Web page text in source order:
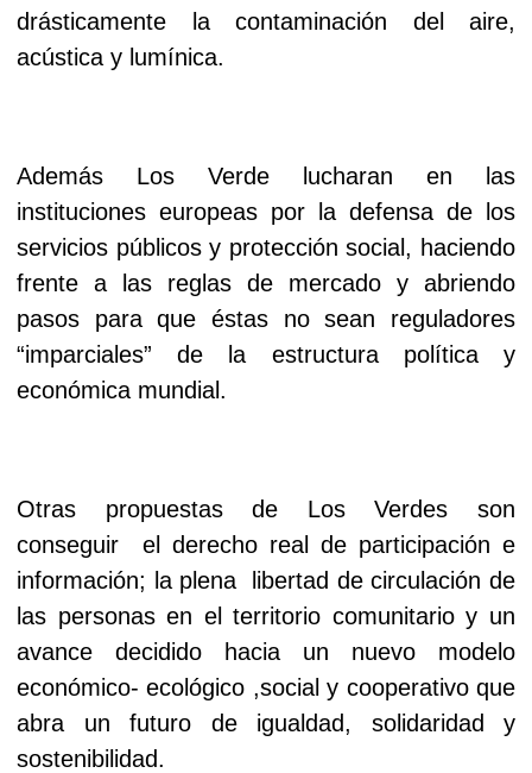
drásticamente la contaminación del aire,
acústica y lumínica.
Además Los Verde lucharan en las
instituciones europeas por la defensa de los
servicios públicos y protección social, haciendo
frente a las reglas de mercado y abriendo
pasos para que éstas no sean reguladores
“imparciales” de la estructura política y
económica mundial.
Otras propuestas de Los Verdes son
conseguir
el derecho real de participación e
información; la plena
libertad de circulación de
las personas en el territorio comunitario y un
avance decidido hacia un nuevo modelo
económico- ecológico ,social y cooperativo que
abra un futuro de igualdad, solidaridad y
sostenibilidad.